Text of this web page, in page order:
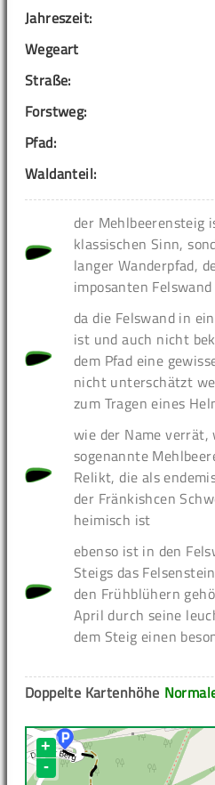
Jahreszeit:
Wegeart
Straße:
Forstweg:
Pfad:
Waldanteil:
der Mehlbeerensteig
klassischen Sinn,
langer Wanderpfad,
imposanten
da die Felswand in
ist und auch nicht
dem Pfad eine
nicht unterschätzt
zum Tragen eines
wie der Name verrät,
sogenannte
Relikt, die als
der Fränkishcen
heimisch ist
ebenso ist in den
Steigs das
den Frühblühern
April durch seine
dem Steig einen
Doppelte Kartenhöhe
+
-